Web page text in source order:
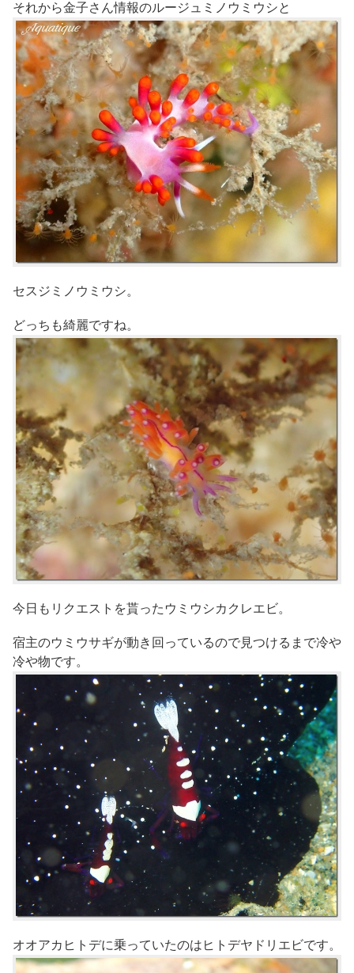
それから金子さん情報のルージュミノウミウシと
セスジミノウミウシ。
どっちも綺麗ですね。
今日もリクエストを貰ったウミウシカクレエビ。
宿主のウミウサギが動き回っているので見つけるまで冷や
冷や物です。
オオアカヒトデに乗っていたのはヒトデヤドリエビです。